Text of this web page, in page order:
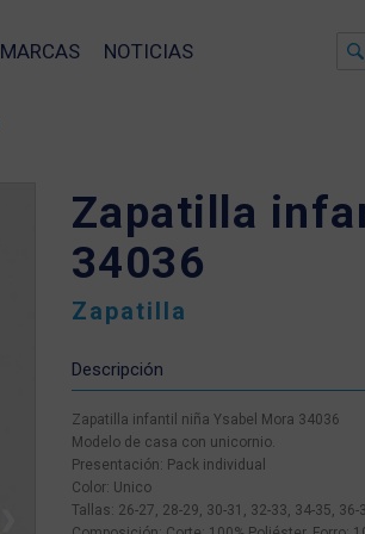
MARCAS NOTICIAS
Zapatilla
34036
Zapatilla
Descripción
Zapatilla infantil niña Ysabel Mora 34036
Modelo de casa con unicornio.
Presentación: Pack individual
Color: Unico
Tallas: 26-27, 28-29, 30-31, 32-33, 34-35, 36-